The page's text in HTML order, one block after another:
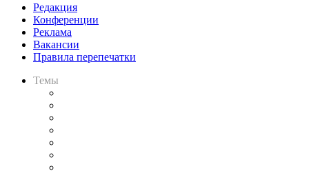
Редакция
Конференции
Реклама
Вакансии
Правила перепечатки
Темы